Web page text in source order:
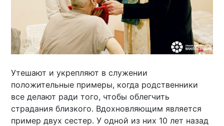
Утешают и укрепляют в служении
положительные примеры, когда родственники
все делают ради того, чтобы облегчить
страдания близкого. Вдохновляющим является
пример двух сестер. У одной из них 10 лет назад